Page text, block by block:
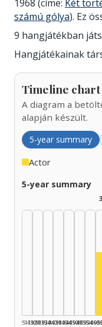
1968 (címe: Két
számú gólya). Ez
9 hangjátékban
Hangjátékainak
Timeline chart
A diagram a
alapján készült.
5-year summary
Actor
5-year summary
1925–1929
1930–1934
1935–1939
1940–1944
1945–1949
1950–1954
3